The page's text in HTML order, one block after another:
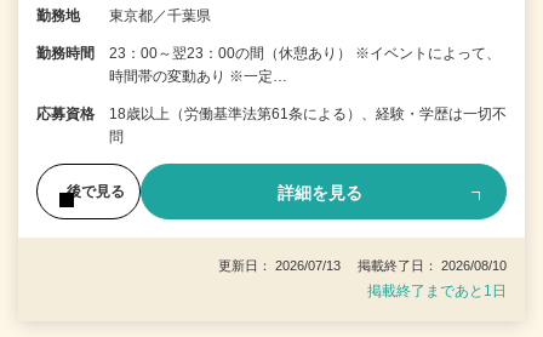
勤務地 東京都／千葉県
勤務時間
23：00～翌23：00の間（休憩あり） ※イベントによって、
時間帯の変動あり ※一定…
応募資格
18歳以上（労働基準法第61条による）、経験・学歴は一切不
問
後で見る 詳細を見る
更新日： 2026/07/13 掲載終了日： 2026/08/10
掲載終了まであと1日